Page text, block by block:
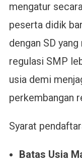
mengatur
peserta didik
dengan SD
regulasi SMP
usia demi
perkembangan
Syarat
Batas Usia